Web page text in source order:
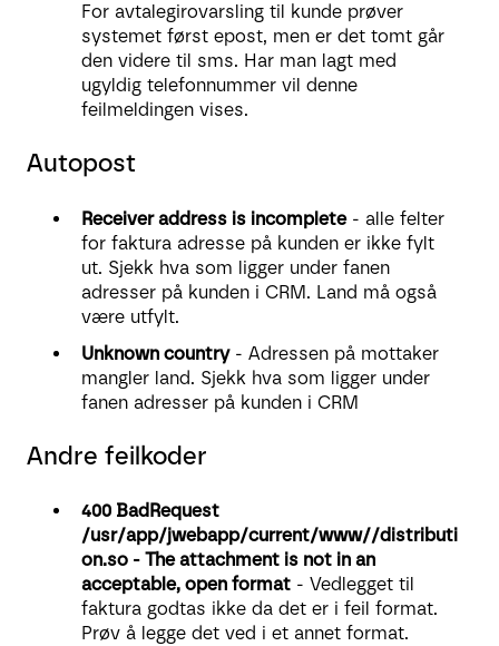
For avtalegirovarsling til kunde prøver
systemet først epost, men er det tomt går
den videre til sms. Har man lagt med
ugyldig telefonnummer vil denne
feilmeldingen vises.
Autopost
Receiver address is incomplete- alle felter
for faktura adresse på kunden er ikke fylt
ut. Sjekk hva som ligger under fanen
adresser på kunden i CRM. Land må også
være utfylt.
Unknown country- Adressen på mottaker
mangler land. Sjekk hva som ligger under
fanen adresser på kunden i CRM
Andre feilkoder
400 BadRequest
/usr/app/jwebapp/current/www//distributi
on.so - The attachment is not in an
acceptable, open format - Vedlegget til
faktura godtas ikke da det er i feil format.
Prøv å legge det ved i et annet format.